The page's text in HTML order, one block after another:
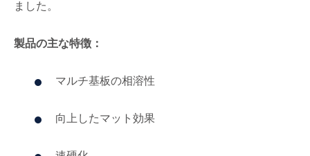
ました。
製品の主な特徴：
マルチ基板の相溶性
向上したマット効果